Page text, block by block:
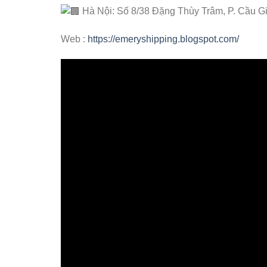
Hà Nội: Số 8/38 Đặng Thùy Trâm, P. Cầu
Web : https://emeryshipping.blogspot.com/